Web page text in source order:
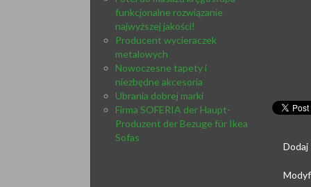
funkcjonalne rozwiązanie
najwyższej jakości!
Producent wycieraczek
metalowych
Nowoczesne tapety i
niezbędne akcesoria
Ubrania dobrej marki
Firma SOFERIA der Haupt-
Produzent der Bezuge für Ikea
Sofas
Dodaj